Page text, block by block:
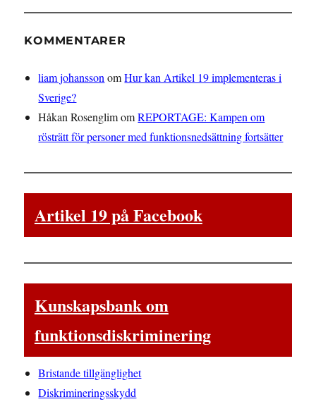
KOMMENTARER
liam johansson omHur kan Artikel 19 implementeras i
Sverige?
Håkan RosenglimomREPORTAGE: Kampen om
rösträtt för personer med funktionsnedsättning fortsätter
Artikel 19 på Facebook
Kunskapsbank om
funktionsdiskriminering
Bristande tillgänglighet
Diskrimineringsskydd